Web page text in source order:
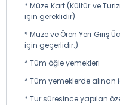
* Müze Kart (Kültür ve
için gereklidir)
* Müze ve Ören Yeri Giriş
için geçerlidir.)
* Tüm öğle yemekleri
* Tüm yemeklerde alınan
* Tur süresince yapılan